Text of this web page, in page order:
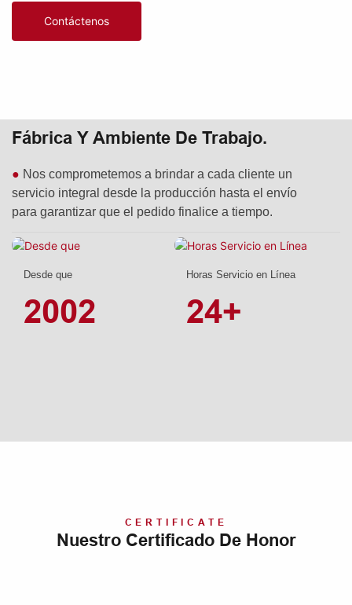
Contáctenos
Fábrica Y Ambiente De Trabajo.
● Nos comprometemos a brindar a cada cliente un
servicio integral desde la producción hasta el envío
para garantizar que el pedido finalice a tiempo.
Desde que
2002
Horas Servicio en Línea
24+
CERTIFICATE
Nuestro Certificado De Honor